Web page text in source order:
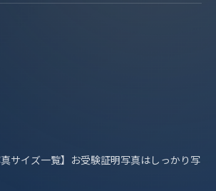
真サイズ一覧】お受験証明写真はしっかり写